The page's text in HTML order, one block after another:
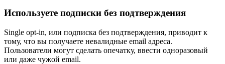
Используете подписки без подтверждения
Single opt-in, или подписка без подтверждения, приводит к
тому, что вы получаете невалидные email адреса.
Пользователи могут сделать опечатку, ввести одноразовый
или даже чужой email.